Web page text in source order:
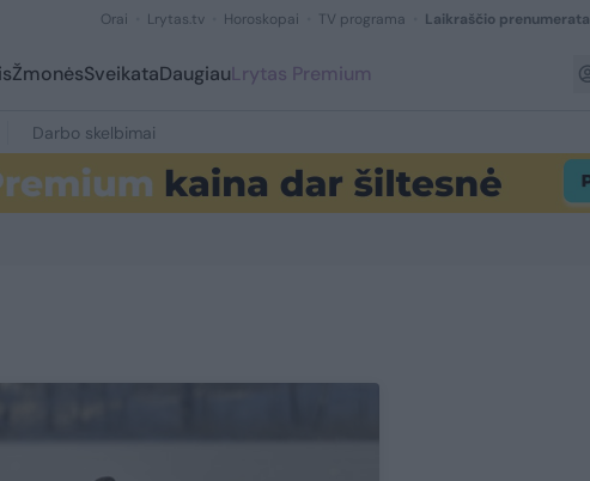
Orai Lrytas.tv Horoskopai TV programa Laikraščio prenumerata
ŽmonėsSveikataDaugiauLrytas Premium
Darbo skelbimai